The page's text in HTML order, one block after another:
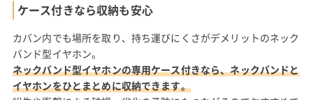
ケース付きなら収納も安心
カバン内でも場所を取り、持ち運びにくさがデメリットのネック
バンド型イヤホン。
ネックバンド型イヤホンの専用ケース付きなら、ネックバンドと
イヤホンをひとまとめに収納できます。